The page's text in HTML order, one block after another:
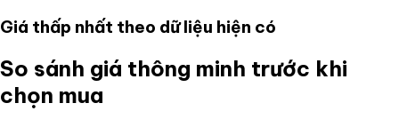
Giá thấp nhất theo dữ liệu hiện có
So sánh giá thông minh trước khi
chọn mua